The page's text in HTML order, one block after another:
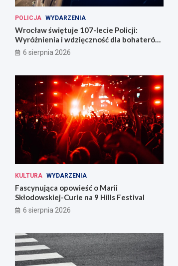
POLICJA WYDARZENIA
Wrocław świętuje 107-lecie Policji:
Wyróżnienia i wdzięczność dla bohaterów
codzienności
6 sierpnia 2026
KULTURA WYDARZENIA
Fascynująca opowieść o Marii
Skłodowskiej-Curie na 9 Hills Festival
6 sierpnia 2026